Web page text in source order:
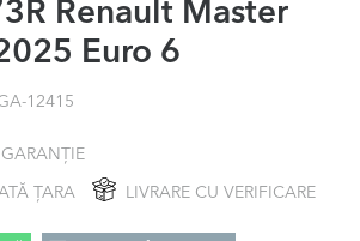
Renault Master
Euro 6
12415
GARANȚIE
ȚARA LIVRARE CU VERIFICARE